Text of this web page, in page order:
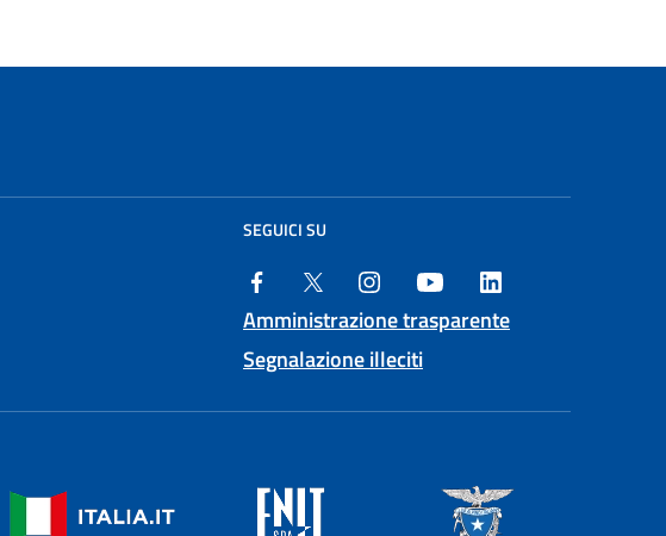
SEGUICI SU
Amministrazione trasparente
Segnalazione illeciti